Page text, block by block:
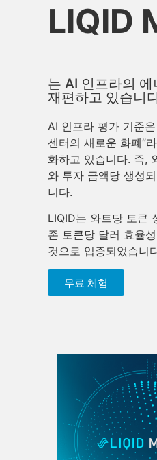
LIQID
는 AI 인프라의
재편하고 있습니
AI 인프라 평가 기준
센터의 새로운 화폐”
화하고 있습니다. 즉,
와 투자 금액당 생성
니다.
LIQID는 와트당 토큰
존 토큰당 달러 효율
것으로 입증되었습니
무료 체험